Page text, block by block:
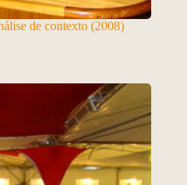
de contexto (2008)